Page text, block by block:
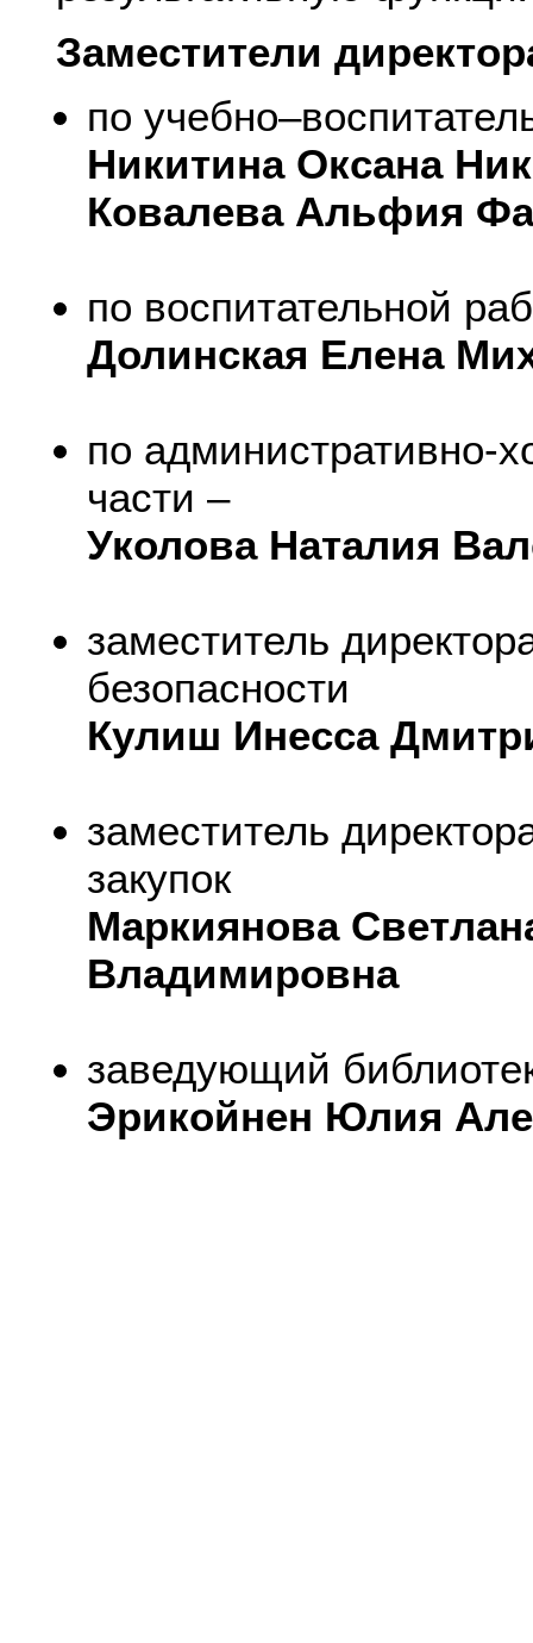
Заместители
по
Никитина Оксана
Ковалева Альфия
по воспитательной
Долинская Елена
по административно-
части –
Уколова Наталия
заместитель
безопасности
Кулиш Инесса
заместитель
закупок
Маркиянова
Владимировна
заведующий
Эрикойнен Юлия